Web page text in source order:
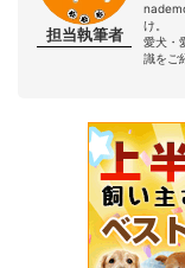
担当執筆者
け。
愛犬・
識をご